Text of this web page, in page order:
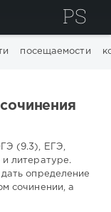
ИСКАТЬ
посещаемости
(9.3), ЕГЭ,
литературе.
определение
сочинении, а